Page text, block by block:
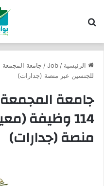
الرئيسية /
Job
/
للجنسين عبر منصة (جدارات)
جامعة
114 وظيفة
منصة (جدارات)